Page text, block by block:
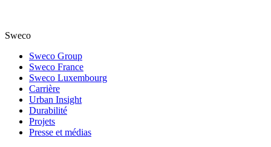
Sweco
Sweco Group
Sweco France
Sweco Luxembourg
Carrière
Urban Insight
Durabilité
Projets
Presse et médias